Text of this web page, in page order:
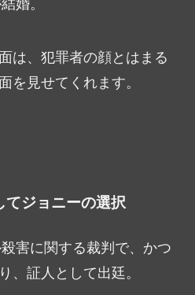
婚。
は、犯罪者の顔とはまる
を見せてくれます。
てジョニーの選択
害に関する裁判で、かつ
、証人として出廷。